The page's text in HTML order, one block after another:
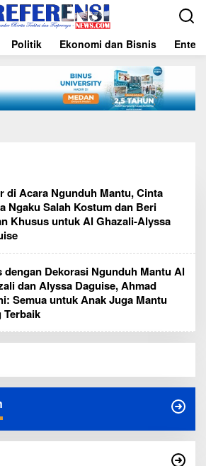
Politik Ekonomi dan Bisnis
di Acara Ngunduh Mantu, Cinta
Ngaku Salah Kostum dan Beri
Khusus untuk Al Ghazali-Alyssa
dengan Dekorasi Ngunduh Mantu Al
dan Alyssa Daguise, Ahmad
Semua untuk Anak Juga Mantu
Terbaik